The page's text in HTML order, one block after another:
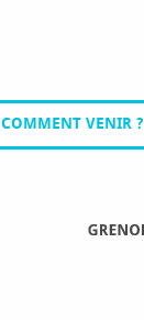
COMMENT VENIR ?